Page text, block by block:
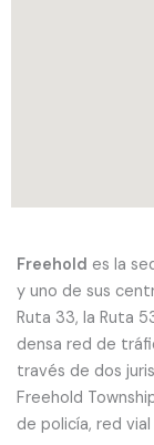
Freehold es la
y uno de sus
Ruta 33, la Ruta
densa red de
través de dos
Freehold
de policía, red